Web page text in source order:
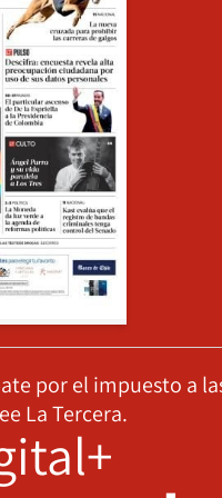
por el impuesto a
La Tercera.